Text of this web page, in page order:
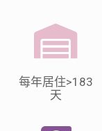
每年居住>183
天